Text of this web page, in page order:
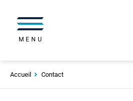
MENU
Accueil Contact